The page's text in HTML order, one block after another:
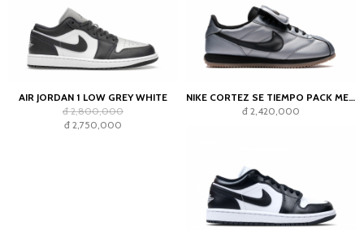
AIR JORDAN 1 LOW GREY WHITE
đ 2,800,000
đ 2,750,000
NIKE CORTEZ SE TIEMPO PACK METALLIC COOL GREY
đ 2,420,000